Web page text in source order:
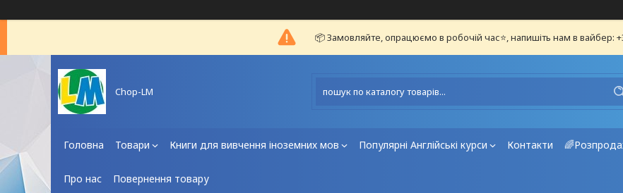
📦 Замовляйте, опрацюємо в робочій час⭐, напишіть нам в вайбер:
Chop-LM
Головна Товари Книги для вивчення іноземних мов Популярні Англійські курси Контакти
Про нас Повернення товару